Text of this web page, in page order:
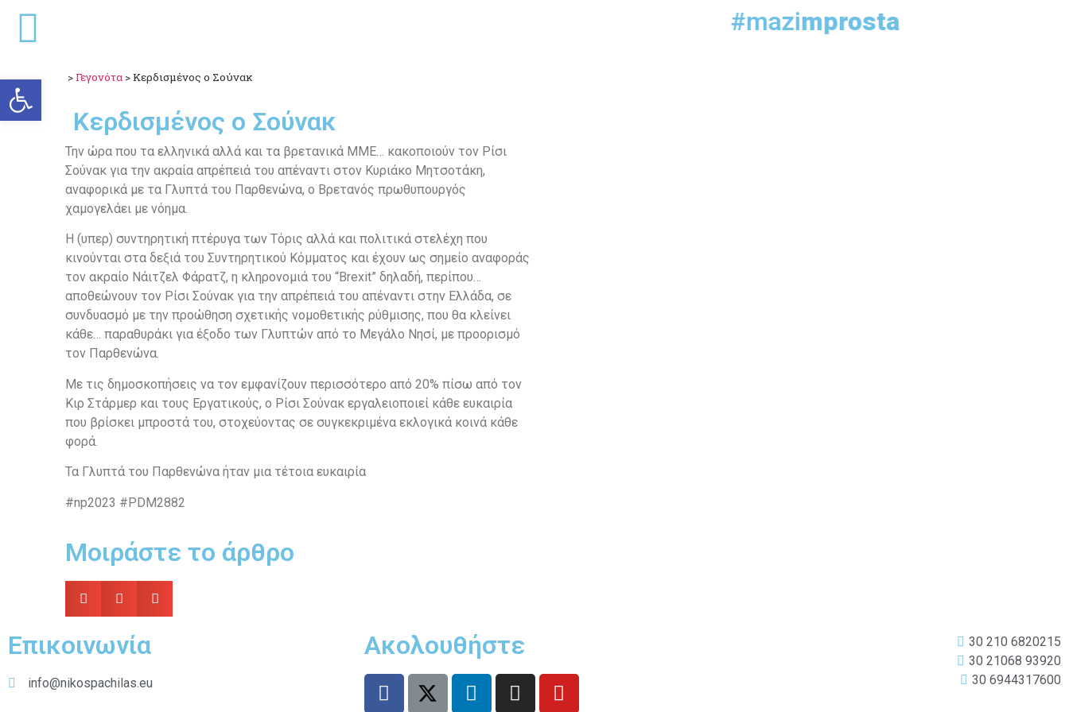
#mazimprosta
>Γεγονότα >Κερδισμένος ο Σούνακ
Κερδισμένος ο Σούνακ
Την ώρα που τα ελληνικά αλλά και τα βρετανικά ΜΜΕ… κακοποιούν τον Ρίσι
Σούνακ για την ακραία απρέπειά του απέναντι στον Κυριάκο Μητσοτάκη,
αναφορικά με τα Γλυπτά του Παρθενώνα, ο Βρετανός πρωθυπουργός
χαμογελάει με νόημα.
Η (υπερ) συντηρητική πτέρυγα των Τόρις αλλά και πολιτικά στελέχη που
κινούνται στα δεξιά του Συντηρητικού Κόμματος και έχουν ως σημείο αναφοράς
τον ακραίο Νάιτζελ Φάρατζ, η κληρονομιά του “Brexit” δηλαδή, περίπου…
αποθεώνουν τον Ρίσι Σούνακ για την απρέπειά του απέναντι στην Ελλάδα, σε
συνδυασμό με την προώθηση σχετικής νομοθετικής ρύθμισης, που θα κλείνει
κάθε… παραθυράκι για έξοδο των Γλυπτών από το Μεγάλο Νησί, με προορισμό
τον Παρθενώνα.
Με τις δημοσκοπήσεις να τον εμφανίζουν περισσότερο από 20% πίσω από τον
Κιρ Στάρμερ και τους Εργατικούς, ο Ρίσι Σούνακ εργαλειοποιεί κάθε ευκαιρία
που βρίσκει μπροστά του, στοχεύοντας σε συγκεκριμένα εκλογικά κοινά κάθε
φορά.
Τα Γλυπτά του Παρθενώνα ήταν μια τέτοια ευκαιρία
#np2023 #PDM2882
Μοιράστε το άρθρο
Επικοινωνία
info@nikospachilas.eu​
Ακολουθήστε
30 210 6820215
30 21068 93920
30 6944317600
Ανοίξτε τη γραμμή εργαλείων